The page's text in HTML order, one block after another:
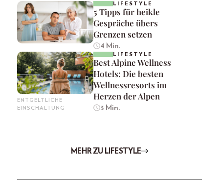
LIFESTYLE
5 Tipps für heikle
Gespräche übers
Grenzen setzen
4 Min.
ENTGELTLICHE
EINSCHALTUNG
LIFESTYLE
Best Alpine Wellness
Hotels: Die besten
Wellnessresorts im
Herzen der Alpen
3 Min.
MEHR ZU LIFESTYLE